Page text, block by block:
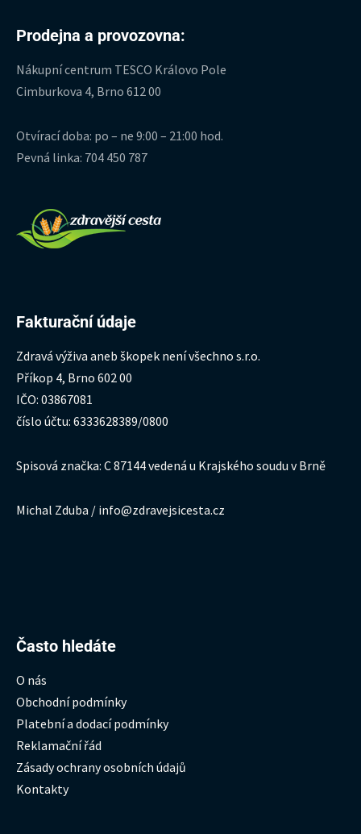
Prodejna a provozovna:
Nákupní centrum TESCO Královo Pole
Cimburkova 4, Brno 612 00
Otvírací doba: po – ne 9:00 – 21:00 hod.
Pevná linka: 704 450 787
Fakturační údaje
Zdravá výživa aneb škopek není všechno s.r.o.
Příkop 4, Brno 602 00
IČO: 03867081
číslo účtu: 6333628389/0800
Spisová značka: C 87144 vedená u Krajského soudu v Brně
Michal Zduba / info@zdravejsicesta.cz
Často hledáte
O nás
Obchodní podmínky
Platební a dodací podmínky
Reklamační řád
Zásady ochrany osobních údajů
Kontakty
Hledat: